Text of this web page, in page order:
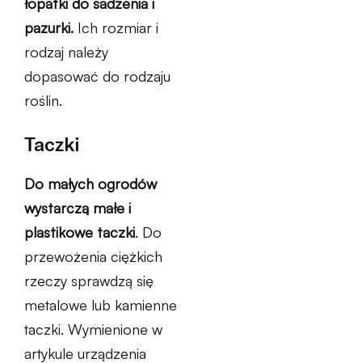
pazurki. Ich rozmiar i
rodzaj należy
dopasować do rodzaju
roślin.
Taczki
Do małych ogrodów
wystarczą małe i
plastikowe taczki. Do
przewożenia ciężkich
rzeczy sprawdzą się
metalowe lub kamienne
taczki. Wymienione w
artykule urządzenia